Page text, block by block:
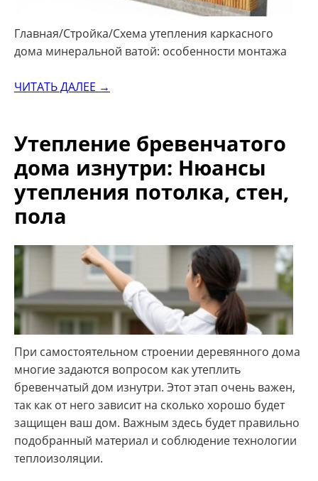
Главная/Стройка/Схема утепления каркасного
дома минеральной ватой: особенности монтажа
ЧИТАТЬ ДАЛЕЕ →
Утепление бревенчатого
дома изнутри: Нюансы
утепления потолка, стен,
пола
При самостоятельном строении деревянного дома
многие задаются вопросом как утеплить
бревенчатый дом изнутри. Этот этап очень важен,
так как от него зависит на сколько хорошо будет
защищен ваш дом. Важным здесь будет правильно
подобранный материал и соблюдение технологии
теплоизоляции.